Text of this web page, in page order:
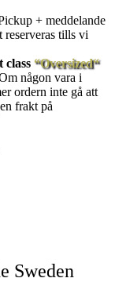
+ meddelande
tills vi
class “Oversized“
någon vara i
ordern inte gå att
frakt på
Sweden